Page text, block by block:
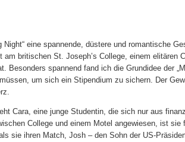
Night“ eine spannende, düstere und romantische
britischen St. Joseph’s College, einem
Besonders spannend fand ich die Grundidee der
um sich ein Stipendium zu sichern. Der
Cara, eine junge Studentin, die sich nur aus
College und einem Motel angewiesen, ist
sie ihren Match, Josh – den Sohn der US-